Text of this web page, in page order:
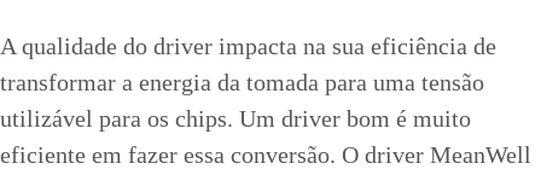
A qualidade do driver impacta na sua eficiência de
transformar a energia da tomada para uma tensão
utilizável para os chips. Um driver bom é muito
eficiente em fazer essa conversão. O driver MeanWell